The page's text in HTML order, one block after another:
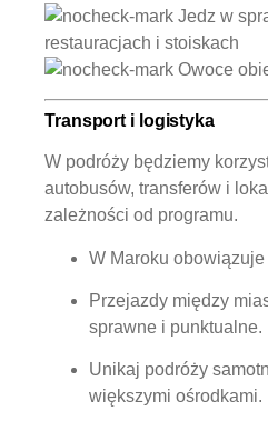
Jedz w
restauracjach i stoiskach
Owoce
Transport i logistyka
W podróży będziemy
autobusów, transferów i
zależności od programu.
W Maroku
Przejazdy między
sprawne i punktualne.
Unikaj podróży
większymi ośrodkami.